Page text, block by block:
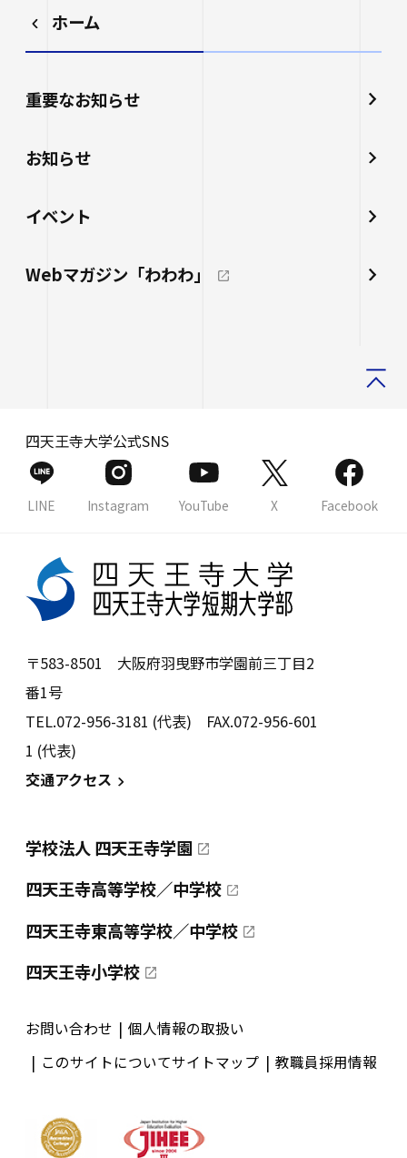
ホーム
重要なお知らせ
お知らせ
イベント
Webマガジン「わわわ」
四天王寺大学公式SNS
LINE Instagram YouTube X Facebook
〒583-8501 大阪府羽曳野市学園前三丁目2
番1号
TEL.072-956-3181 (代表) FAX.072-956-601
1 (代表)
交通アクセス
学校法人 四天王寺学園
四天王寺高等学校／中学校
四天王寺東高等学校／中学校
四天王寺小学校
お問い合わせ
個人情報の取扱い
このサイトについてサイトマップ 教職員採用情報